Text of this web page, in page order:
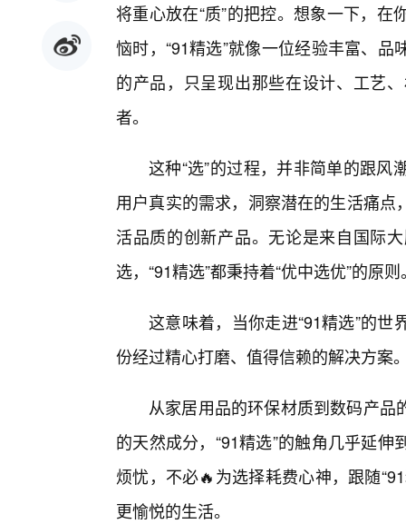
将重心放在“质”的把控。想象一下，
恼时，“91精选”就像一位经验丰富、
的产品，只呈现出那些在设计、工艺
者。
这种“选”的过程，并非简单的跟
用户真实的需求，洞察潜在的生活痛
活品质的创新产品。无论是来自国际
选，“91精选”都秉持着“优中选优”的原则
这意味着，当你走进“91精选”的
份经过精心打磨、值得信赖的解决方案
从家居用品的环保材质到数码产
的天然成分，“91精选”的触角几乎延
烦忧，不必🔥为选择耗费心神，跟随
更愉悦的生活。